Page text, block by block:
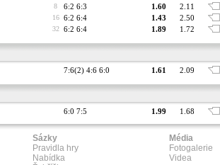
8 6:2 6:3 1.60 2.11
16 6:2 6:4 1.43 2.50
32 6:2 6:4 1.89 1.72
7:6(2) 4:6 6:0 1.61 2.09
6:0 7:5 1.99 1.68
Sázky
Pravidla hry
Nabídka
Média
Fotogalerie
Videa